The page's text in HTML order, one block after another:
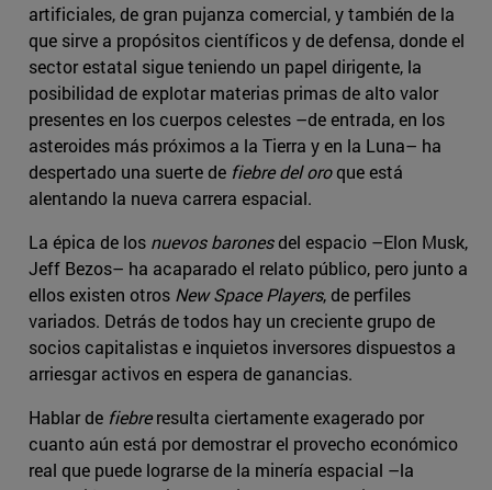
artificiales, de gran pujanza comercial, y también de la
que sirve a propósitos científicos y de defensa, donde el
sector estatal sigue teniendo un papel dirigente, la
posibilidad de explotar materias primas de alto valor
presentes en los cuerpos celestes –de entrada, en los
asteroides más próximos a la Tierra y en la Luna– ha
despertado una suerte de fiebre del oroque está
alentando la nueva carrera espacial.
La épica de los nuevos baronesdel espacio –Elon Musk,
Jeff Bezos– ha acaparado el relato público, pero junto a
ellos existen otros New Space Players, de perfiles
variados. Detrás de todos hay un creciente grupo de
socios capitalistas e inquietos inversores dispuestos a
arriesgar activos en espera de ganancias.
Hablar de fiebreresulta ciertamente exagerado por
cuanto aún está por demostrar el provecho económico
real que puede lograrse de la minería espacial –la